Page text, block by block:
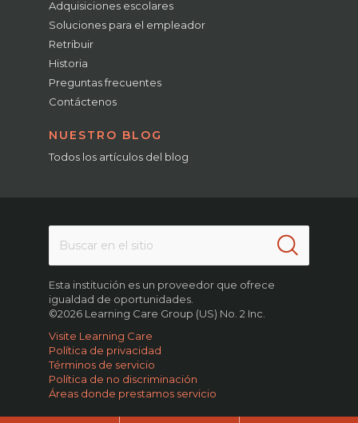
Adquisiciones escolares
Soluciones para el empleador
Retribuir
Historia
Preguntas frecuentes
Contáctenos
NUESTRO BLOG
Todos los artículos del blog
Esta institución es un proveedor que ofrece
igualdad de oportunidades.
©2026 Learning Care Group (US) No. 2 Inc.
Visite Learning Care
Política de privacidad
Términos de servicio
Política de no discriminación
Áreas donde prestamos servicio